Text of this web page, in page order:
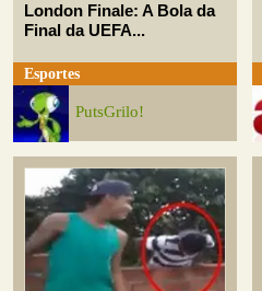
London Finale: A Bola da
Final da UEFA...
Esportes
PutsGrilo!